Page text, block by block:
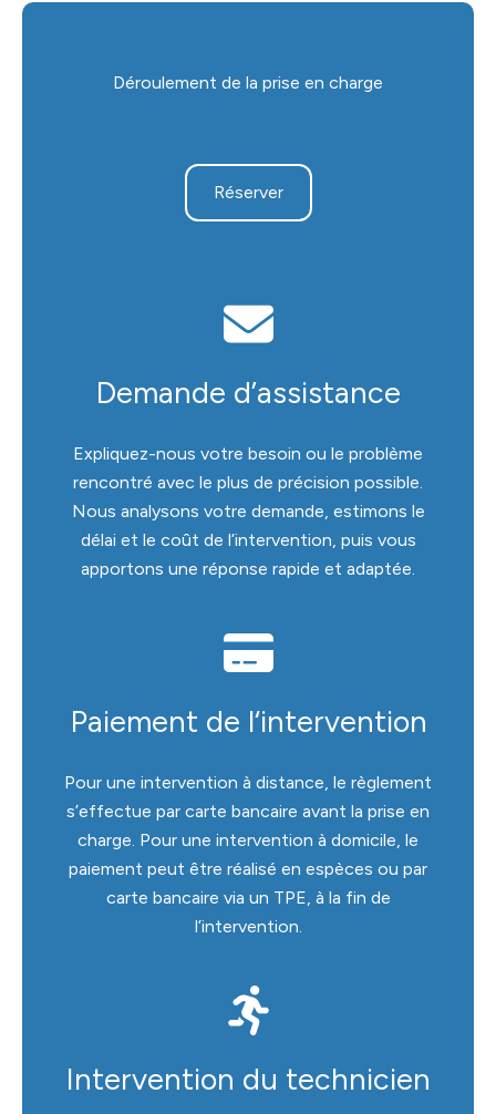
Déroulement de la prise en charge
Réserver
Demande d’assistance
Expliquez-nous votre besoin ou le problème
rencontré avec le plus de précision possible.
Nous analysons votre demande, estimons le
délai et le coût de l’intervention, puis vous
apportons une réponse rapide et adaptée.
Paiement de l‘intervention
Pour une intervention à distance, le règlement
s’effectue par carte bancaire avant la prise en
charge. Pour une intervention à domicile, le
paiement peut être réalisé en espèces ou par
carte bancaire via un TPE, à la fin de
l’intervention.
Intervention du technicien